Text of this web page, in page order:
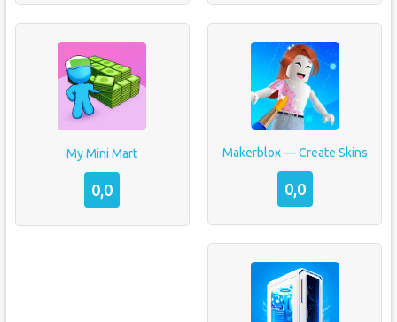
My Mini Mart
0,0
Makerblox — Create Skins
0,0